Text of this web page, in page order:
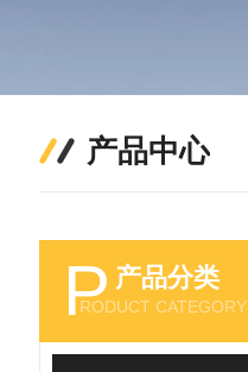
产品中心
P 产品分类
RODUCT CATEGORY